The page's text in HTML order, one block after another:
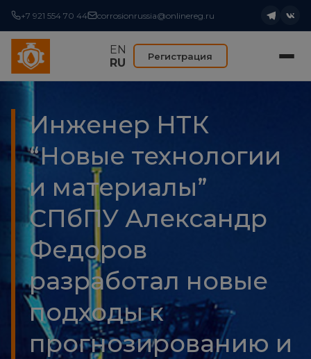
+7 921 554 70 44 corrosionrussia@onlinereg.ru
EN
RU
Регистрация
Инженер НТК
“Новые технологии
и материалы”
СПбПУ Александр
Федоров
разработал новые
подходы к
прогнозированию и